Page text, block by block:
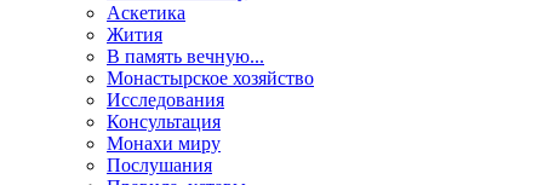
Аскетика
Жития
В память вечную...
Монастырское хозяйство
Исследования
Консультация
Монахи миру
Послушания